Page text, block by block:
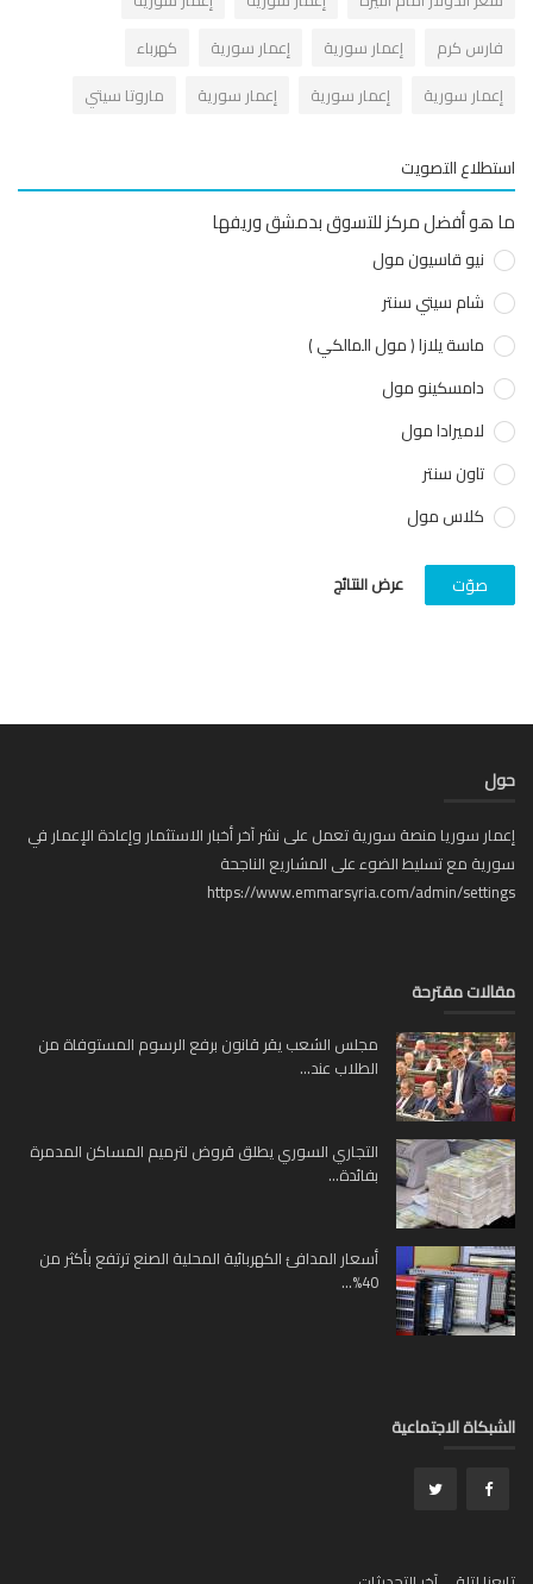
كرم
إعمار سورية إعمار سورية
كهرباء
سورية
إعمار سورية إعمار سورية ماروتا سيتي
التصويت
أفضل مركز للتسوق بدمشق وريفها
نيو قاسيون مول
شام سيتي سنتر
ماسة يلازا ( مول المالكي )
دامسكينو مول
لاميرادا مول
تاون سنتر
كلاس مول
عرض النتائج
سوريا منصة سورية تعمل على نشر آخر أخبار الاستثمار وإعادة الإعمار في
مع تسليط الضوء على المشاريع الناجحة
https://www.emmarsyria.com/admin/
مقترحة
مجلس الشعب يقر قانون برفع الرسوم المستوفاة من
الطلاب عند...
التجاري السوري يطلق قروض لترميم المساكن المدمرة
بفائدة...
أسعار المدافئ الكهربائية المحلية الصنع ترتفع بأكثر من
40%...
الاجتماعية